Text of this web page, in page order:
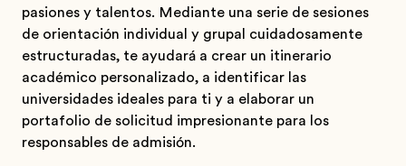
pasiones y talentos. Mediante una serie de sesiones
de orientación individual y grupal cuidadosamente
estructuradas, te ayudará a crear un itinerario
académico personalizado, a identificar las
universidades ideales para ti y a elaborar un
portafolio de solicitud impresionante para los
responsables de admisión.